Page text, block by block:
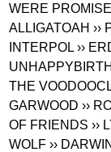
WERE
ALLIGATOAH ››
INTERPOL ››
THE
GARWOOD ››
OF FRIENDS ››
WOLF ››